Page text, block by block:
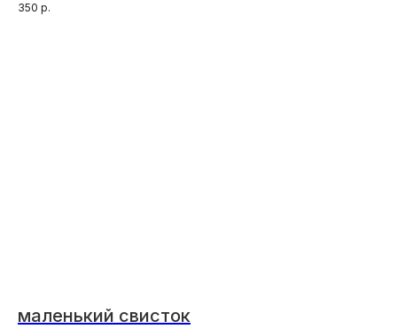
350 р.
маленький свисток